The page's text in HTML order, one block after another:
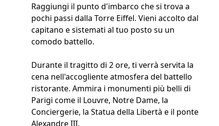
Raggiungi il punto d'imbarco che si trova a
pochi passi dalla Torre Eiffel. Vieni accolto dal
capitano e sistemati al tuo posto su un
comodo battello.
Durante il tragitto di 2 ore, ti verrà servita la
cena nell'accogliente atmosfera del battello
ristorante. Ammira i monumenti più belli di
Parigi come il Louvre, Notre Dame, la
Conciergerie, la Statua della Libertà e il ponte
Alexandre III.